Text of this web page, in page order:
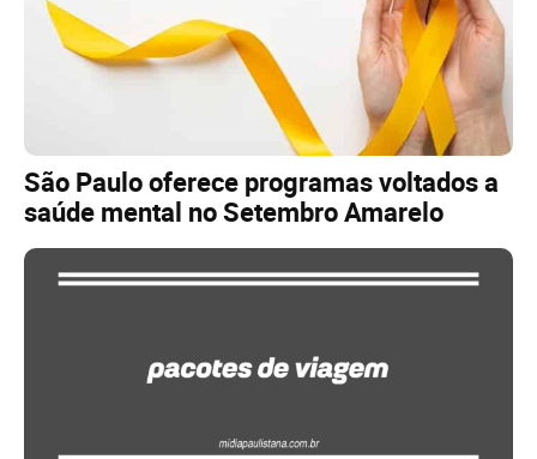
São Paulo oferece programas voltados a
saúde mental no Setembro Amarelo